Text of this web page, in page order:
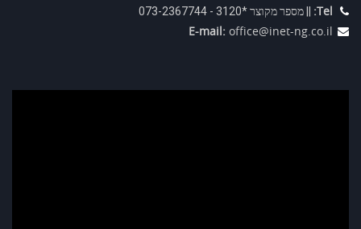
Tel:
|| מספר מקוצר *3120 - 073-2367744
E-mail: office@inet-ng.co.il